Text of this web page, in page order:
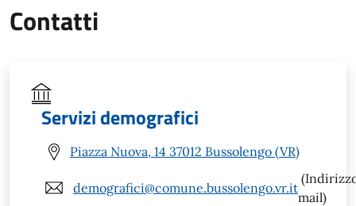
Contatti
Servizi demografici
Piazza Nuova, 14 37012 Bussolengo (VR)
demografici@comune.bussolengo.vr.it
mail)